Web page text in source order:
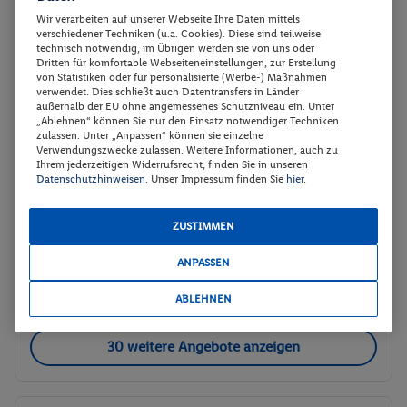
Weitere Informationen des
Veranstalters
Buchen
Buchen
Doppelzimmer Superior
07.09. - 09.09.2026
Doppelzimmer Superior
Halbpension
p.P.
232.-
Buchen
30 weitere Angebote anzeigen
Wir verarbeiten auf unserer Webseite Ihre Daten mittels
verschiedener Techniken (u.a. Cookies). Diese sind teilweise
technisch notwendig, im Übrigen werden sie von uns oder
Dritten für komfortable Webseiteneinstellungen, zur Erstellung
von Statistiken oder für personalisierte (Werbe-) Maßnahmen
verwendet. Dies schließt auch Datentransfers in Länder
außerhalb der EU ohne angemessenes Schutzniveau ein. Unter
„Ablehnen“ können Sie nur den Einsatz notwendiger Techniken
zulassen. Unter „Anpassen“ können sie einzelne
Verwendungszwecke zulassen. Weitere Informationen, auch zu
Ihrem jederzeitigen Widerrufsrecht, finden Sie in unseren
Datenschutzhinweisen . Unser Impressum finden Sie hier.
ZUSTIMMEN
ANPASSEN
ABLEHNEN